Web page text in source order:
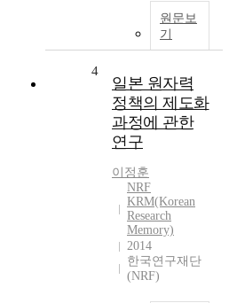
원문보
기
4
일본 원자력
정책의 제도화
과정에 관한
연구
이정훈
NRF
KRM(Korean
Research
Memory)
2014
한국연구재단
(NRF)